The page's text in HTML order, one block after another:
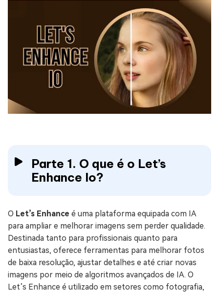
Parte 1. O que é o Let’s
Enhance Io?
O Let’s Enhance é uma plataforma equipada com IA
para ampliar e melhorar imagens sem perder qualidade.
Destinada tanto para profissionais quanto para
entusiastas, oferece ferramentas para melhorar fotos
de baixa resolução, ajustar detalhes e até criar novas
imagens por meio de algoritmos avançados de IA. O
Let’s Enhance é utilizado em setores como fotografia,